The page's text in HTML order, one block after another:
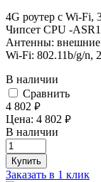
4G роутер с Wi-Fi,
Чипсет CPU -
Антенны:
Wi-Fi: 802.11b/g/n,
В наличии
Cравнить
4 802 руб.
Цена: 4 802 руб.
В наличии
Купить
Заказать в 1 клик